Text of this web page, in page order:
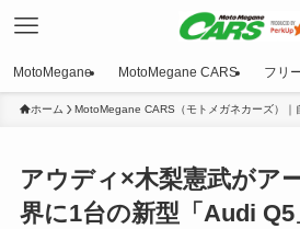
MotoMegane MotoMegane CARS フリ
ホーム MotoMegane CARS（モトメガネカーズ）｜
アウディ×木梨憲武が
界に1台の新型「Audi Q5